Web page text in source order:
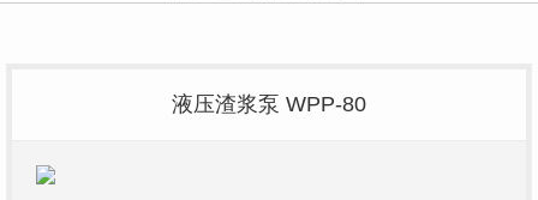
液压渣浆泵 WPP-80